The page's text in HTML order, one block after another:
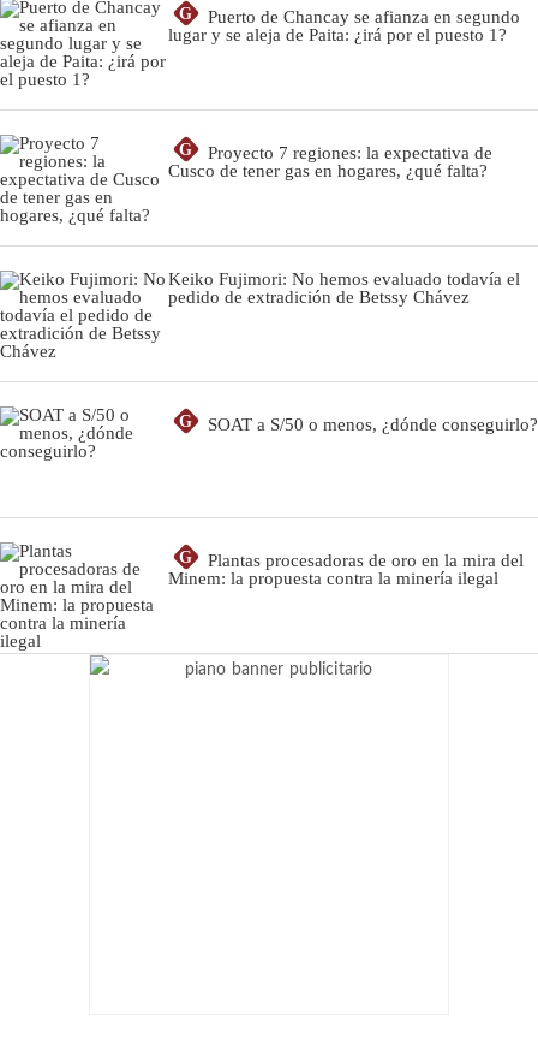
G
Puerto de Chancay se afianza en segundo
lugar y se aleja de Paita: ¿irá por el puesto 1?
G
Proyecto 7 regiones: la expectativa de
Cusco de tener gas en hogares, ¿qué falta?
Keiko Fujimori: No hemos evaluado todavía el
pedido de extradición de Betssy Chávez
G SOAT a S/50 o menos, ¿dónde conseguirlo?
G
Plantas procesadoras de oro en la mira del
Minem: la propuesta contra la minería ilegal